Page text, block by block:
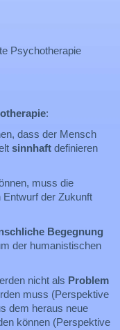
Psychotherapie
:
dass der Mensch
sinnhaft definieren
muss die
Entwurf der Zukunft
Begegnung
der humanistischen
nicht als Problem
muss (Perspektive
dem heraus neue
können (Perspektive